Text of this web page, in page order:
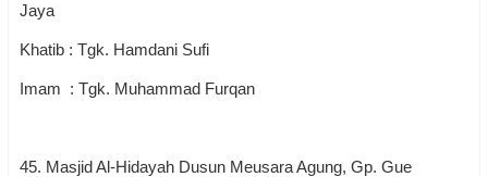
Jaya
Khatib : Tgk. Hamdani Sufi
Imam : Tgk. Muhammad Furqan
45. Masjid Al-Hidayah Dusun Meusara Agung, Gp. Gue